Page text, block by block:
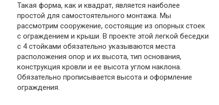
Такая форма, как и квадрат, является наиболее
простой для самостоятельного монтажа. Мы
рассмотрим сооружение, состоящие из опорных стоек
с ограждением и крыши. В проекте этой легкой беседки
с 4 стойками обязательно указываются места
расположения опор и их высота, тип основания,
конструкция кровли и ее высота углом наклона.
Обязательно прописывается высота и оформление
ограждения.